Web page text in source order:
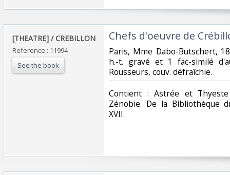
‎[THEATRE] / CREBILLON‎
Reference : 11994
See the book
‎Chefs d'oeuvre de
‎Paris, Mme Dabo-Butschert,
h.-t. gravé et 1 fac-similé
Rousseurs, couv. défraîchie.‎
‎Contient : Astrée et
Zénobie. De la Bibliothèque
XVII.‎